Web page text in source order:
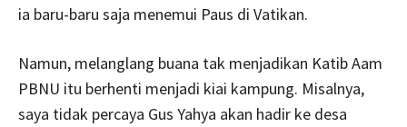
ia baru-baru saja menemui Paus di Vatikan.
Namun, melanglang buana tak menjadikan Katib Aam
PBNU itu berhenti menjadi kiai kampung. Misalnya,
saya tidak percaya Gus Yahya akan hadir ke desa